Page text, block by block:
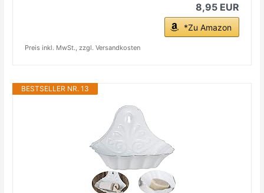
8,95 EUR
*Zu Amazon
Preis inkl. MwSt., zzgl. Versandkosten
BESTSELLER NR. 13